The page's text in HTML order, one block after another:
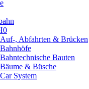
Auf-, Abfahrten & Brücken
Bahnhöfe
Bahntechnische Bauten
Bäume & Büsche
Car System